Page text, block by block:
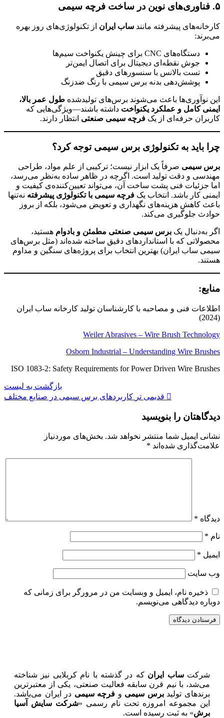
۵. فناوری‌های نوین در ساخت فرچه سیمی
کارخانه‌های پیشرفته مانند ساب ایران از تکنولوژی‌های روز بهره
می‌برند:
دستگاه‌های CNC برای چینش یکنواخت سیم‌ها
جوش نقطه‌ای دیجیتال برای اتصال ایمن‌تر
تست بالانس با سنسورهای دقیق
پوشش‌دهی بدنه برس سیمی با رنگ ضدزنگ
این نوآوری‌ها باعث می‌شوند برس‌های تولیدشده طول عمر بالا،
ایمنی کامل و عملکرد یکنواخت داشته باشند—ویژگی‌هایی که
کاربران حرفه‌ای از یک فرچه سیمی صنعتی انتظار دارند.
چرا باید به تکنولوژی برس سیمی توجه کرد؟
برس سیمی صرفاً یک ابزار نیست؛ ترکیبی از علم مواد، طراحی
مهندسی و دقت تولید است. اگرچه در ظاهر ساده به‌نظر می‌رسد،
اما جزئیات فنی پشت ساخت آن، می‌تواند تعیین‌کننده‌ی کیفیت و
ایمنی کار باشد. انتخاب یک فرچه سیمی با تکنولوژی پیشرفته نه‌تنها
باعث کاهش هزینه‌های نگهداری و تعویض می‌شود، بلکه از بروز
حوادث جلوگیری می‌کند.
اگر به‌دنبال یک برس سیمی صنعتی مطمئن و بادوام هستید،
محصولاتی که با استانداردهای دقیق ساخته شده‌اند (مثل برس‌های
سیمی ساب ایران) بهترین انتخاب برای پروژه‌های سنگین و مداوم
هستند.
منابع:
اطلاعات فنی و مصاحبه با کارشناسان تولید کارخانه ساب ایران
(2024)
Weiler Abrasives – Wire Brush Technology
Osborn Industrial – Understanding Wire Brushes
ISO 1083-2: Safety Requirements for Power Driven Wire Brushes
بازگشت به لیست
قدیمی تر کاربردهای برس سیمی در صنایع مختلف
دیدگاهتان را بنویسید
نشانی ایمیل شما منتشر نخواهد شد. بخش‌های موردنیاز
علامت‌گذاری شده‌اند *
دیدگاه *
نام *
ایمیل *
وب‌ سایت
ذخیره نام، ایمیل و وبسایت من در مرورگر برای زمانی که
دوباره دیدگاهی می‌نویسم.
شرکتساب ایران که در گذشته با نام کربلایی نیز شناخته
می‌شد، با نیم قرن سابقه فعالیت صنعتی، یکی از معتبرترین
برندهای تولیدبرس سیمی و فرچه سیمی در ایران می‌باشد.
این مجموعه امروزه تحت نام رسمی «شرکت سایش آسیا
برش» به ثبت رسیده است.